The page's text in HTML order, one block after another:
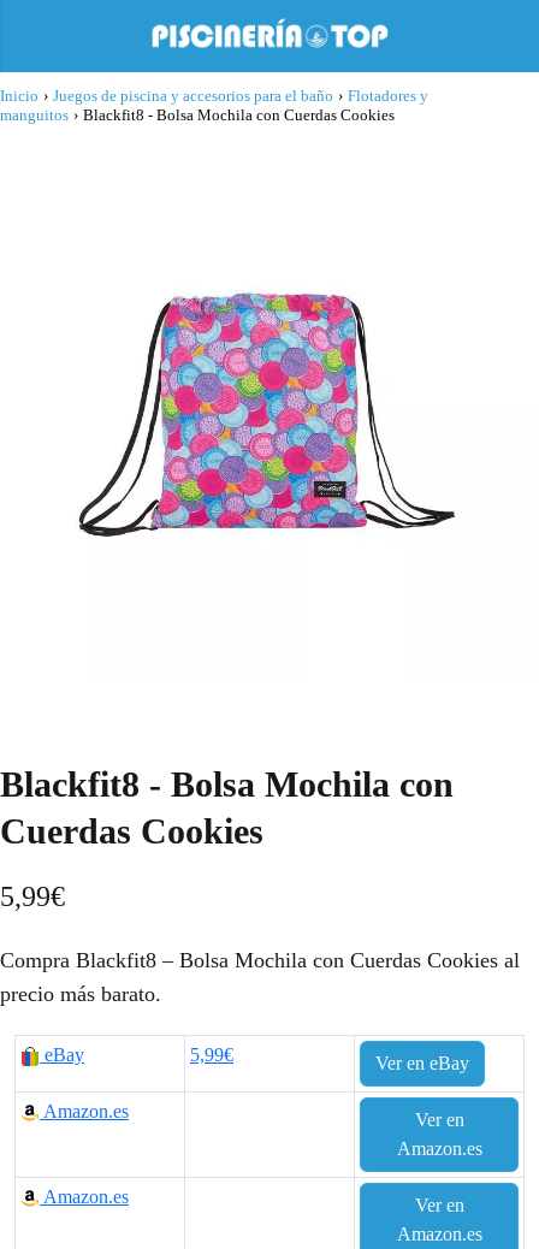
Inicio › Juegos de piscina y accesorios para el baño › Flotadores y
manguitos › Blackfit8 - Bolsa Mochila con Cuerdas Cookies
Blackfit8 - Bolsa Mochila con
Cuerdas Cookies
5,99€
Compra Blackfit8 – Bolsa Mochila con Cuerdas Cookies al
precio más barato.
eBay 5,99€ Ver en eBay
Amazon.es
Ver en
Amazon.es
Amazon.es
Ver en
Amazon.es